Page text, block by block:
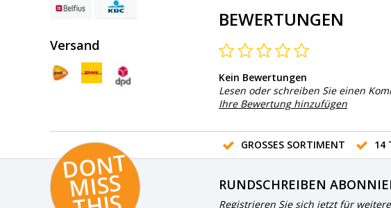
Versand
BEWERTUNGEN
Kein Bewertungen
Lesen oder schreiben Sie einen
Ihre Bewertung hinzufügen
GROSSES SORTIMENT 14
D
O
N
T
MI
S
S
T
HI RUNDSCHREIBEN
Registrieren Sie sich jetzt für